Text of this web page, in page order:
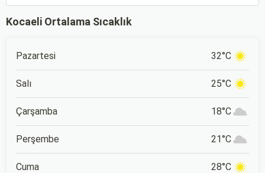
Kocaeli Ortalama Sıcaklık
Pazartesi 32°C
Salı 25°C
Çarşamba 18°C
Perşembe 21°C
Cuma 28°C